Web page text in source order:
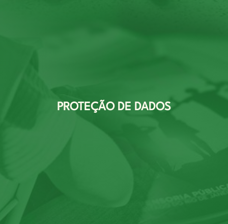
PROTEÇÃO DE DADOS